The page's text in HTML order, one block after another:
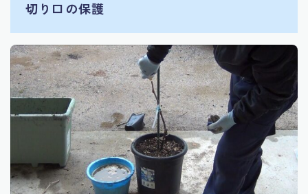
切り口の保護